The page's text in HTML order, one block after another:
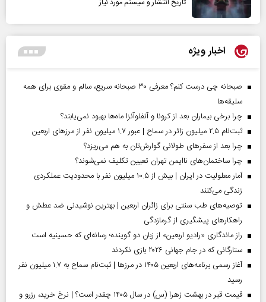
اخبار ویژه
صبحانه چی درست کنم؟ معرفی ۳۰ صبحانه سریع، سالم و مقوی برای همه
سلیقه‌ها
چرا برخی بیماران بعد از کرونا و آنفلوآنزا ماه‌ها بهبود نمی‌یابند؟
ثبت‌نام ۲.۵ میلیون زائر در سماح | عبور ۱.۷ میلیون نفر از مرز‌های اربعین
چرا بعد از سفرهای طولانی گوارش‌تان به هم می‌ریزد؟
چرا ساختمان‌های ناایمن تهران تعیین تکلیف نمی‌شوند؟
آمار معلولیت در ایران | بیش از ۱۰.۵ میلیون نفر با محدودیت عملکردی
زندگی می‌کنند
توصیه‌های طب سنتی برای زائران اربعین | بهترین نوشیدنی ضد عطش و
راهکارهای پیشگیری از گرمازدگی
راز ماندگاری «رادیو اربعین» از زبان دو گوینده؛ رسانه‌ای که حسینیه است
ستارگانی که در جام جهانی ۲۰۲۶ بازی نکردند
آغاز رسمی برنامه‌های اربعین ۱۴۰۵ در مرز‌ها | ثبت‌نام سماح به ۱.۷ میلیون نفر
رسید
قیمت قبر در بهشت زهرا (س) در سال ۱۴۰۵ چقدر است؟ | نرخ خرید، رزرو و